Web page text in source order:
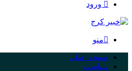
ورود
منو
صفحه اصلی
سیاست